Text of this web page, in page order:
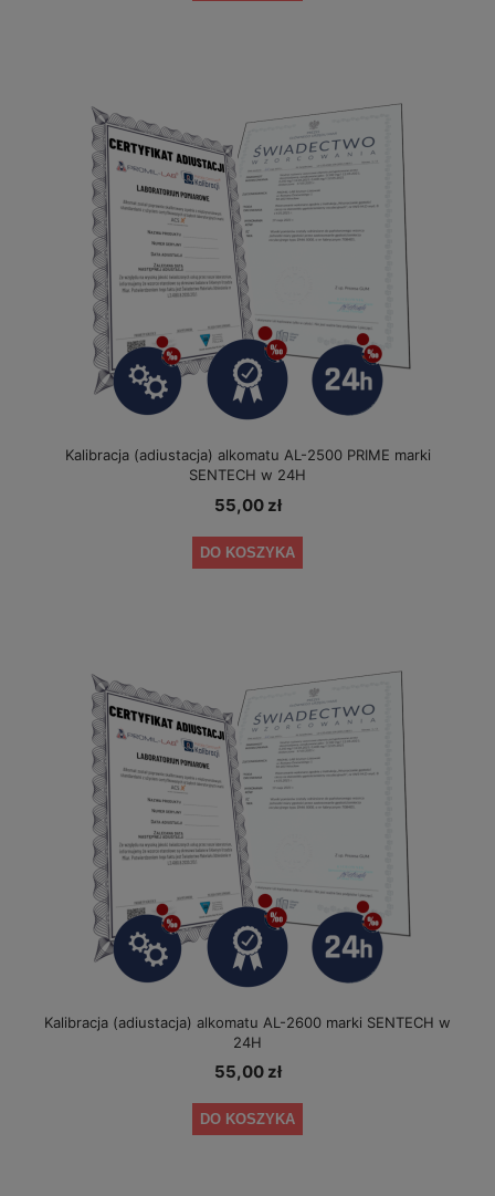
Kalibracja (adiustacja) alkomatu AL-2500 PRIME marki
SENTECH w 24H
55,00 zł
DO KOSZYKA
Kalibracja (adiustacja) alkomatu AL-2600 marki SENTECH w
24H
55,00 zł
DO KOSZYKA